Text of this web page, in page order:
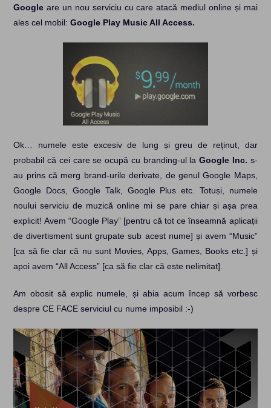
Google are un nou serviciu cu care atacă mediul online și mai
ales cel mobil:Google Play Music All Access.
Ok… numele este excesiv de lung și greu de reținut, dar
probabil că cei care se ocupă cu branding-ul laGoogle Inc. s-
au prins că merg brand-urile derivate, de genul Google Maps,
Google Docs, Google Talk, Google Plus etc. Totuși, numele
noului serviciu de muzică online mi se pare chiar și așa prea
explicit! Avem “Google Play” [pentru că tot ce înseamnă aplicații
de divertisment sunt grupate sub acest nume] și avem “Music”
[ca să fie clar că nu sunt Movies, Apps, Games, Books etc.] și
apoi avem “All Access” [ca să fie clar că este nelimitat].
Am obosit să explic numele, și abia acum încep să vorbesc
despre CE FACE serviciul cu nume imposibil :-)